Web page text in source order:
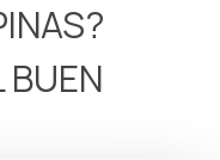
BUEN